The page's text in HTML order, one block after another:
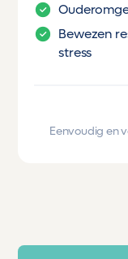
Bewezen
stress
Eenvoudig en